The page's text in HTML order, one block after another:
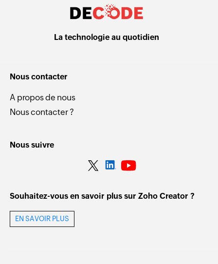
La technologie au quotidien
Nous contacter
A propos de nous
Nous contacter ?
Nous suivre
Souhaitez-vous en savoir plus sur Zoho Creator ?
EN SAVOIR PLUS